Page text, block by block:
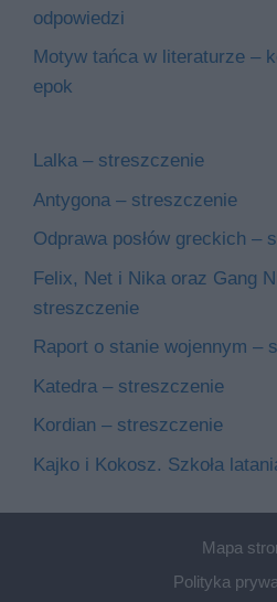
odpowiedzi
Motyw tańca w literaturze –
epok
Lalka – streszczenie
Antygona – streszczenie
Odprawa posłów greckich –
Felix, Net i Nika oraz Gang
streszczenie
Raport o stanie wojennym –
Katedra – streszczenie
Kordian – streszczenie
Kajko i Kokosz. Szkoła
Mapa
Polityka